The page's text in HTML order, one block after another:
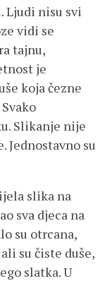
Ljudi nisu svi
vidi se
tajnu,
je
koja čezne
Slikanje nije
Jednostavno su
slika na
sva djeca na
su otrcana,
su čiste duše,
slatka. U